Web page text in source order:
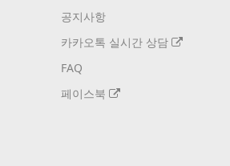
공지사항
카카오톡 실시간 상담
FAQ
페이스북